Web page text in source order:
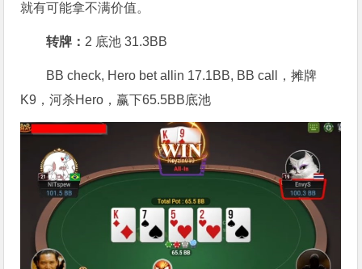
就有可能拿不满价值。
转牌： 2 底池 31.3BB
BB check, Hero bet allin 17.1BB, BB call，摊牌
K9，河杀Hero，赢下65.5BB底池